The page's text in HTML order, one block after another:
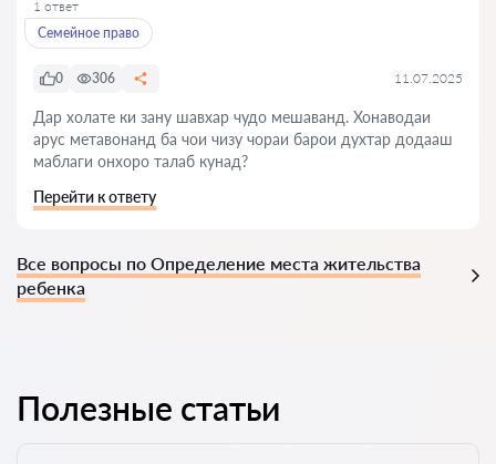
1 ответ
Семейное право
0 306 11.07.2025
Дар холате ки зану шавхар чудо мешаванд. Хонаводаи
арус метавонанд ба чои чизу чораи барои духтар додааш
маблаги онхоро талаб кунад?
Перейти к ответу
Все вопросы по Определение места жительства
ребенка
Полезные статьи